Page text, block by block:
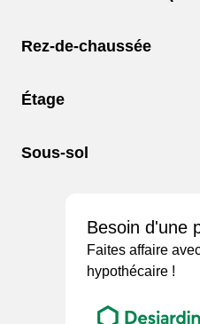
Rez-de-chaussée
Étage
Sous-sol
Besoin d'une
Faites affaire
hypothécaire !
À partir
000$!
145$!!!*
*Incluant le remboursement
DÉCOUVRIR